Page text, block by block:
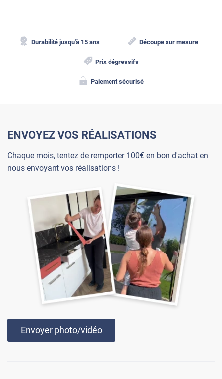
Durabilité jusqu'à 15 ans Découpe sur mesure
Prix dégressifs
Paiement sécurisé
ENVOYEZ VOS RÉALISATIONS
Chaque mois, tentez de remporter 100€ en bon d'achat en
nous envoyant vos réalisations !
Envoyer photo/vidéo